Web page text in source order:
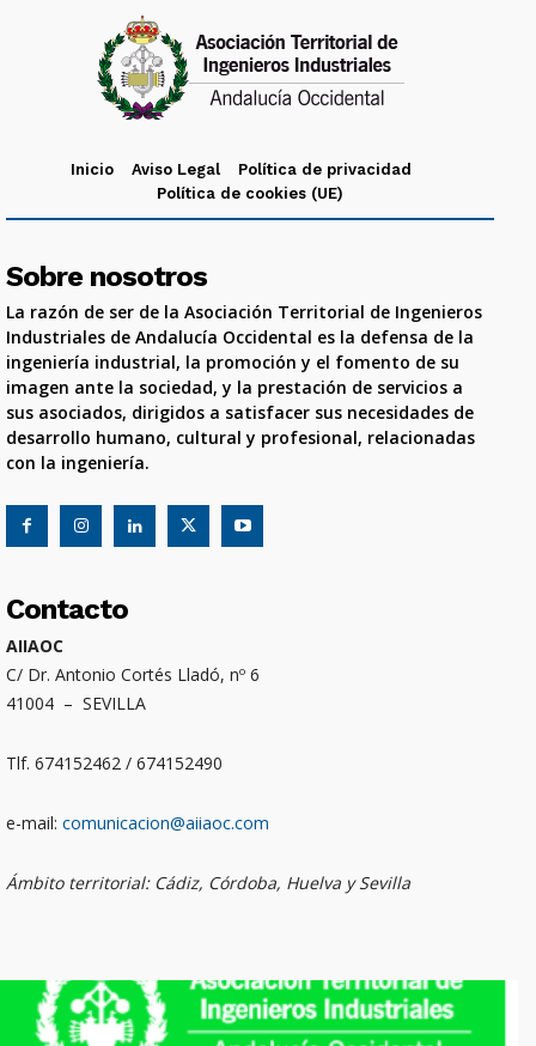
Inicio Aviso Legal
Política de privacidad
Política de cookies (UE)
Sobre nosotros
La razón de ser de la Asociación Territorial de Ingenieros
Industriales de Andalucía Occidental es la defensa de la
ingeniería industrial, la promoción y el fomento de su
imagen ante la sociedad, y la prestación de servicios a
sus asociados, dirigidos a satisfacer sus necesidades de
desarrollo humano, cultural y profesional, relacionadas
con la ingeniería.
Contacto
AIIAOC
C/ Dr. Antonio Cortés Lladó, nº 6
41004 – SEVILLA
Tlf. 674152462 / 674152490
e-mail: comunicacion@aiiaoc.com
Ámbito territorial: Cádiz, Córdoba, Huelva y Sevilla